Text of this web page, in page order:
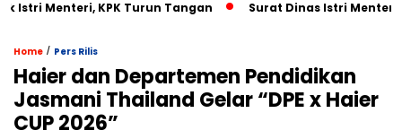
Menteri, KPK Turun Tangan Surat Dinas Istri Menteri
Home / Pers Rilis
Haier dan Departemen Pendidikan
Jasmani Thailand Gelar “DPE x Haier
CUP 2026”